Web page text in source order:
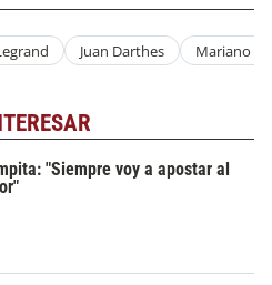
Juan Darthes Mariano
"Siempre voy a apostar al